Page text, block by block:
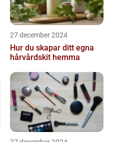
27 december 2024
Hur du skapar ditt egna
hårvårdskit hemma